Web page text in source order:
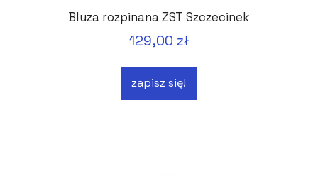
Bluza rozpinana ZST Szczecinek
129,00 zł
zapisz się!